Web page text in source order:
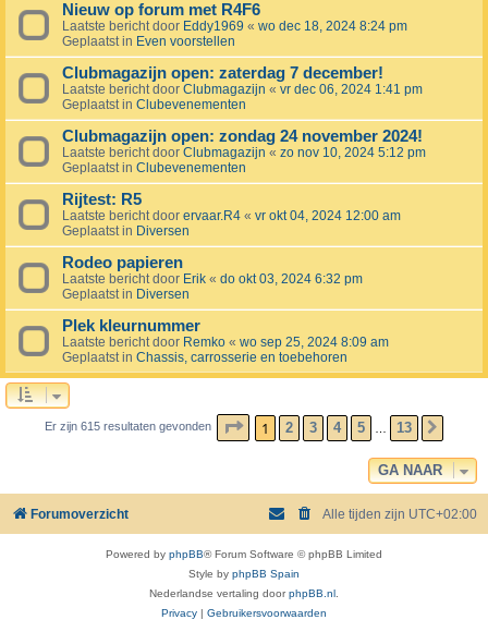
Nieuw op forum met R4F6
Laatste bericht door Eddy1969 « wo dec 18, 2024 8:24 pm
Geplaatst in Even voorstellen
Clubmagazijn open: zaterdag 7 december!
Laatste bericht door Clubmagazijn « vr dec 06, 2024 1:41 pm
Geplaatst in Clubevenementen
Clubmagazijn open: zondag 24 november 2024!
Laatste bericht door Clubmagazijn « zo nov 10, 2024 5:12 pm
Geplaatst in Clubevenementen
Rijtest: R5
Laatste bericht door ervaar.R4 « vr okt 04, 2024 12:00 am
Geplaatst in Diversen
Rodeo papieren
Laatste bericht door Erik « do okt 03, 2024 6:32 pm
Geplaatst in Diversen
Plek kleurnummer
Laatste bericht door Remko « wo sep 25, 2024 8:09 am
Geplaatst in Chassis, carrosserie en toebehoren
Er zijn 615 resultaten gevonden PAGINA VAN 13
1 2 3 4 5 13
GA NAAR
Forumoverzicht Alle tijden zijn UTC+02:00
Powered by phpBB® Forum Software © phpBB Limited
Style by phpBB Spain
Nederlandse vertaling doorphpBB.nl .
Privacy
Gebruikersvoorwaarden